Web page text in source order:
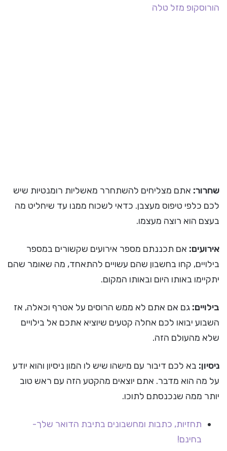
הורוסקופ מזל טלה
שחרור: אתם מצליחים להשתחרר מאשליות רומנטיות שיש
לכם כלפי טיפוס מעצבן. כדאי לשכוח ממנו עד שיחליט מה
בעצם הוא רוצה מעצמו.
אירועים: אם תכננתם מספר אירועים שקשורים במספר
בילויים, קחו בחשבון שהם עשויים להתאחד, מה שאומר שהם
יתקיימו באותו היום ובאותו המקום.
בילויים: גם אם אתם לא ממש הרוסים על אטרף וכאלה, אז
השבוע יבואו לכם אחלה קטעים שיוציא אתכם אל בילויים
שלא מהעולם הזה.
ניסיון: בא לכם דיבור עם מישהו שיש לו המון ניסיון והוא יודע
על מה הוא מדבר. אתם יוצאים מהקטע הזה עם ראש טוב
יותר ממה שנכנסתם לתוכו.
תחזיות, כתבות ומחשבונים בתיבת הדואר שלך-
בחינם!